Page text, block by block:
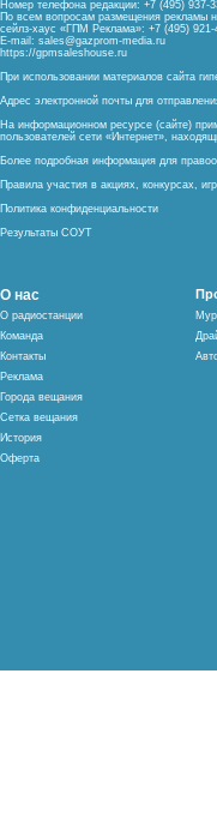
Номер телефона редакции: +7 (495) 937-
По всем вопросам размещения рекламы
сейлз-хаус «ГПМ Реклама»: +7 (495) 921-
E-mail: sales@gazprom-media.ru
https://gpmsaleshouse.ru
При использовании материалов сайта
Адрес электронной почты для
На информационном ресурсе (сайте)
пользователей сети «Интернет»,
Более подробная информация для
Правила участия в акциях, конкурсах,
Политика конфиденциальности
Результаты СОУТ
О нас
О радиостанции
Команда
Контакты
Реклама
Города вещания
Сетка вещания
История
Оферта